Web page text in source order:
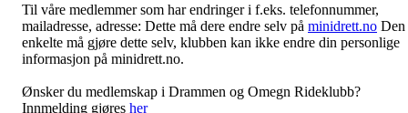
Til våre medlemmer som har endringer i f.eks. telefonnummer,
mailadresse, adresse: Dette må dere endre selv på minidrett.no Den
enkelte må gjøre dette selv, klubben kan ikke endre din personlige
informasjon på minidrett.no.
Ønsker du medlemskap i Drammen og Omegn Rideklubb?
Innmelding gjøres her